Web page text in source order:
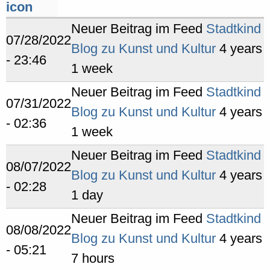
07/28/2022
- 23:46
Neuer Beitrag im Feed Stadtkind
Blog zu Kunst und Kultur 4 years
1 week
07/31/2022
- 02:36
Neuer Beitrag im Feed Stadtkind
Blog zu Kunst und Kultur 4 years
1 week
08/07/2022
- 02:28
Neuer Beitrag im Feed Stadtkind
Blog zu Kunst und Kultur 4 years
1 day
08/08/2022
- 05:21
Neuer Beitrag im Feed Stadtkind
Blog zu Kunst und Kultur 4 years
7 hours